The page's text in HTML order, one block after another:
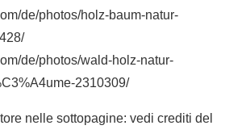
de/photos/holz-baum-natur-
de/photos/wald-holz-natur-
2310309/
nelle sottopagine: vedi crediti del